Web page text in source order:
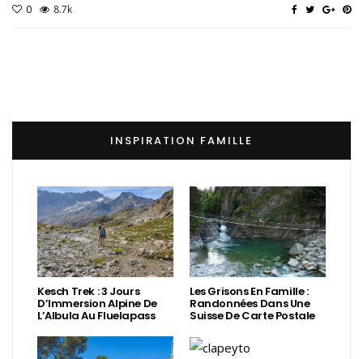
0 8.7k
INSPIRATION FAMILLE
Kesch Trek : 3 Jours
D’Immersion Alpine De
L’Albula Au Fluelapass
Les Grisons En Famille :
Randonnées Dans Une
Suisse De Carte Postale